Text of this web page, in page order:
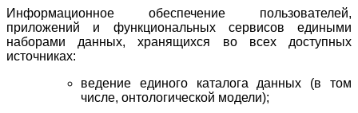
Информационное обеспечение пользователей,
приложений и функциональных сервисов едиными
наборами данных, хранящихся во всех доступных
источниках:
ведение единого каталога данных (в том
числе, онтологической модели);